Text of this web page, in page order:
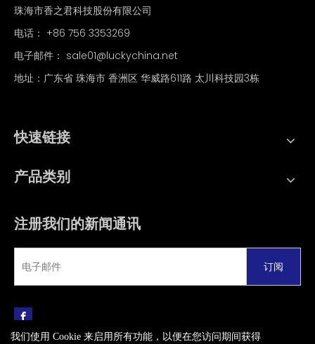
珠海市香之君科技股份有限公司
电话： +86 756 3353269
电子邮件： sale01@luckychina.net
地址：广东省 珠海市 香洲区 华威路611路 太川科技园3栋
快速链接
产品类别
注册我们的新闻通讯
订阅
我们使用 Cookie 来启用所有功能，以便在您访问期间获得